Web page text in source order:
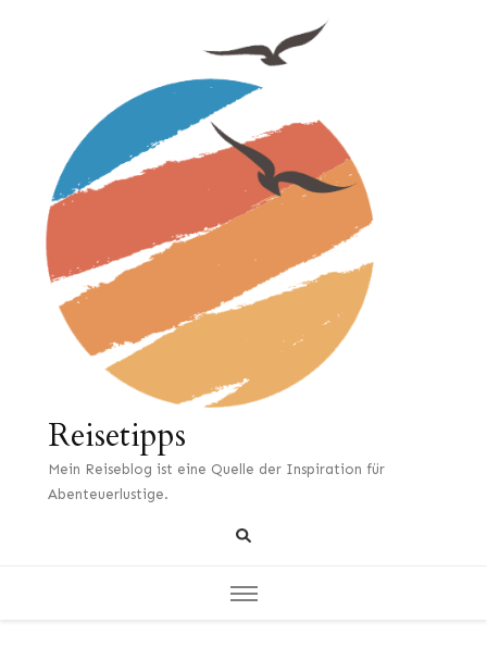
Reisetipps
Mein Reiseblog ist eine Quelle der Inspiration für
Abenteuerlustige.